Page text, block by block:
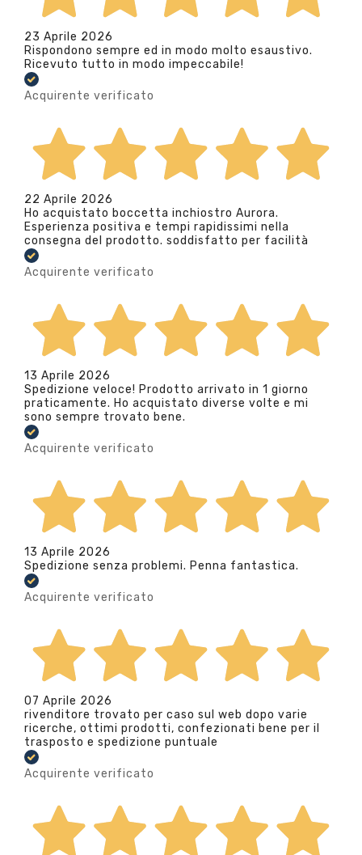
23 Aprile 2026
Rispondono sempre ed in modo molto esaustivo.
Ricevuto tutto in modo impeccabile!
Acquirente verificato
22 Aprile 2026
Ho acquistato boccetta inchiostro Aurora.
Esperienza positiva e tempi rapidissimi nella
consegna del prodotto. soddisfatto per facilità
Acquirente verificato
13 Aprile 2026
Spedizione veloce! Prodotto arrivato in 1 giorno
praticamente. Ho acquistato diverse volte e mi
sono sempre trovato bene.
Acquirente verificato
13 Aprile 2026
Spedizione senza problemi. Penna fantastica.
Acquirente verificato
07 Aprile 2026
rivenditore trovato per caso sul web dopo varie
ricerche, ottimi prodotti, confezionati bene per il
trasposto e spedizione puntuale
Acquirente verificato